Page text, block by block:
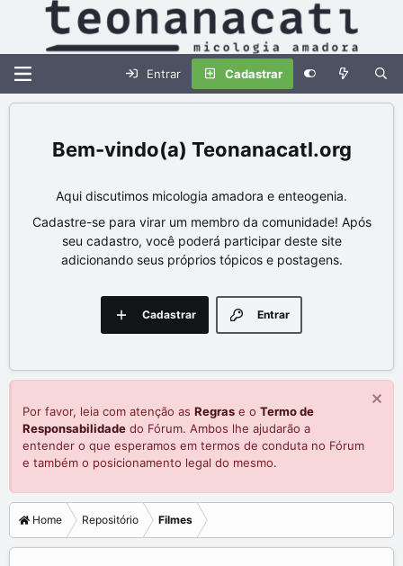
Entrar Cadastrar
Teonanacatl.org
Aqui discutimos micologia amadora e enteogenia.
Cadastre-se para virar um membro da comunidade! Após
seu cadastro, você poderá participar deste site
adicionando seus próprios tópicos e postagens.
Entrar
Cadastrar
Por favor, leia com atenção as Regras e o Termo de
Responsabilidade do Fórum. Ambos lhe ajudarão a
entender o que esperamos em termos de conduta no Fórum
e também o posicionamento legal do mesmo.
Home Repositório Filmes